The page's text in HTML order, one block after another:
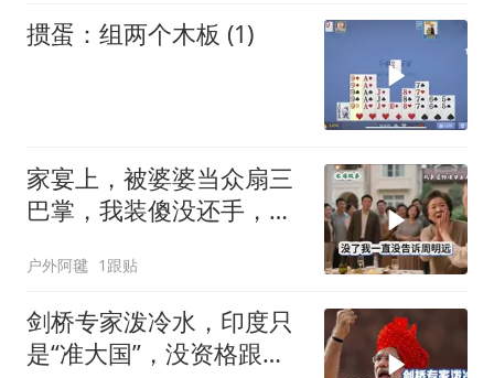
掼蛋：组两个木板 (1)
家宴上，被婆婆当众扇三
巴掌，我装傻没还手，悄
夫全家10人被新户主请出
家门
户外阿毽 1跟贴
剑桥专家泼冷水，印度只
是“准大国”，没资格跟中